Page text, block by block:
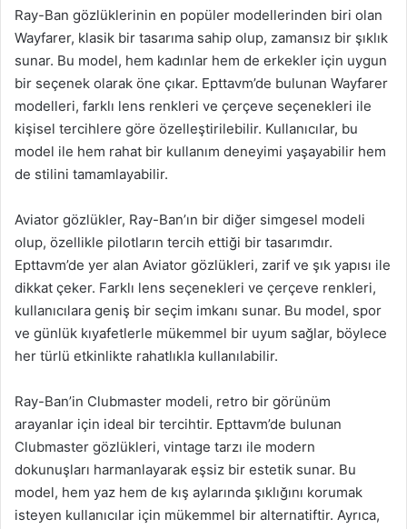
Ray-Ban gözlüklerinin en popüler modellerinden biri olan
Wayfarer, klasik bir tasarıma sahip olup, zamansız bir şıklık
sunar. Bu model, hem kadınlar hem de erkekler için uygun
bir seçenek olarak öne çıkar. Epttavm’de bulunan Wayfarer
modelleri, farklı lens renkleri ve çerçeve seçenekleri ile
kişisel tercihlere göre özelleştirilebilir. Kullanıcılar, bu
model ile hem rahat bir kullanım deneyimi yaşayabilir hem
de stilini tamamlayabilir.
Aviator gözlükler, Ray-Ban’ın bir diğer simgesel modeli
olup, özellikle pilotların tercih ettiği bir tasarımdır.
Epttavm’de yer alan Aviator gözlükleri, zarif ve şık yapısı ile
dikkat çeker. Farklı lens seçenekleri ve çerçeve renkleri,
kullanıcılara geniş bir seçim imkanı sunar. Bu model, spor
ve günlük kıyafetlerle mükemmel bir uyum sağlar, böylece
her türlü etkinlikte rahatlıkla kullanılabilir.
Ray-Ban’in Clubmaster modeli, retro bir görünüm
arayanlar için ideal bir tercihtir. Epttavm’de bulunan
Clubmaster gözlükleri, vintage tarzı ile modern
dokunuşları harmanlayarak eşsiz bir estetik sunar. Bu
model, hem yaz hem de kış aylarında şıklığını korumak
isteyen kullanıcılar için mükemmel bir alternatiftir. Ayrıca,